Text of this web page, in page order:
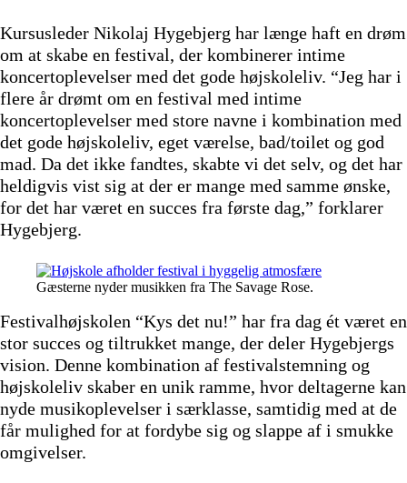
Kursusleder Nikolaj Hygebjerg har længe haft en drøm
om at skabe en festival, der kombinerer intime
koncertoplevelser med det gode højskoleliv. “Jeg har i
flere år drømt om en festival med intime
koncertoplevelser med store navne i kombination med
det gode højskoleliv, eget værelse, bad/toilet og god
mad. Da det ikke fandtes, skabte vi det selv, og det har
heldigvis vist sig at der er mange med samme ønske,
for det har været en succes fra første dag,” forklarer
Hygebjerg.
Gæsterne nyder musikken fra The Savage Rose.
Festivalhøjskolen “Kys det nu!” har fra dag ét været en
stor succes og tiltrukket mange, der deler Hygebjergs
vision. Denne kombination af festivalstemning og
højskoleliv skaber en unik ramme, hvor deltagerne kan
nyde musikoplevelser i særklasse, samtidig med at de
får mulighed for at fordybe sig og slappe af i smukke
omgivelser.